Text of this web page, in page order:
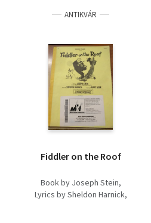
ANTIKVÁR
Fiddler on the Roof
Book by Joseph Stein
Lyrics by Sheldon Harnick